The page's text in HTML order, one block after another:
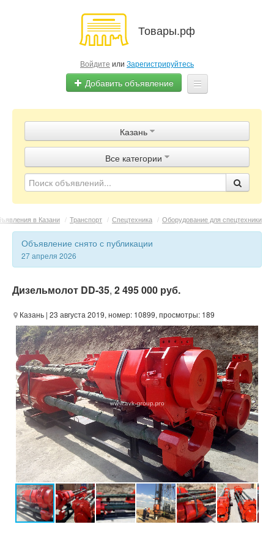
Товары.рф
Войдите или Зарегистрируйтесь
Добавить объявление
Объявления
Магазины
Контакты
Казань
Все категории
в Казани / Транспорт / Спецтехника / Оборудование для спецтехники
Объявление снято с публикации
27 апреля 2026
Дизельмолот DD-35, 2 495 000 руб.
Казань | 23 августа 2019, номер: 10899, просмотры: 189